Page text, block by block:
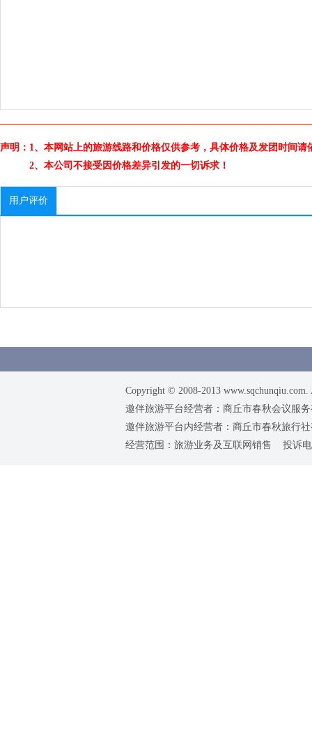
声明：1、本网站上的旅游线路和价格仅供参考，具体价格及发团时间
2、本公司不接受因价格差异引发的一切诉求！
用户评价
Copyright © 2008-2013
邀伴旅游平台经营者：商丘市春秋会议服
邀伴旅游平台内经营者：商丘市春秋旅行
经营范围：旅游业务及互联网销售 投诉